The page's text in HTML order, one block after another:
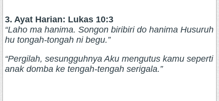
3. Ayat Harian: Lukas 10:3
“Laho ma hanima. Songon biribiri do hanima Husuruh
hu tongah-tongah ni begu.”
“Pergilah, sesungguhnya Aku mengutus kamu seperti
anak domba ke tengah-tengah serigala.”